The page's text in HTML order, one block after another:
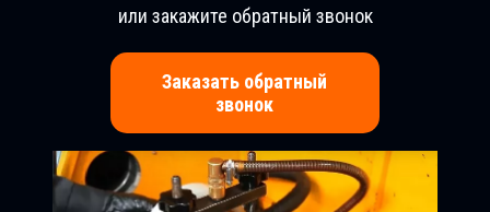
или закажите обратный звонок
Заказать обратный
звонок